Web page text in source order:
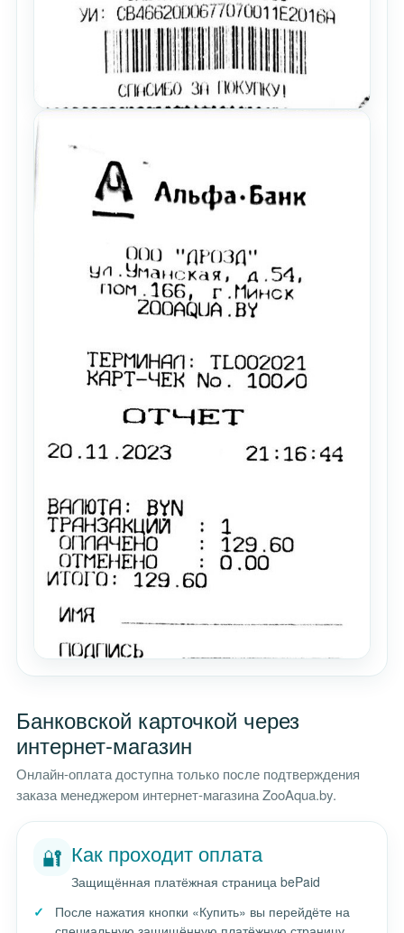
Банковской карточкой через
интернет-магазин
Онлайн-оплата доступна только после подтверждения
заказа менеджером интернет-магазина ZooAqua.by.
🔐 Как проходит оплата
Защищённая платёжная страница bePaid
После нажатия кнопки «Купить» вы перейдёте на